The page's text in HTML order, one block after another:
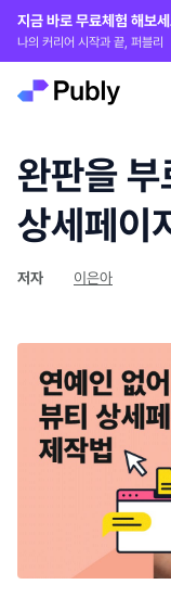
지금 바로 무료체험 해보
나의 커리어 시작과 끝, 퍼블리
완판을
상세페이
저자 이은아